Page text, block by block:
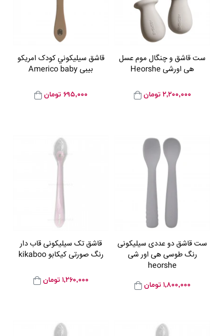
ست قاشق و چنگال موم عسل
هی اورشی Heorshe
۲,۲۰۰,۰۰۰ تومان
قاشق سيليکوني کودک امريکو
بيبی Americo baby
۶۹۵,۰۰۰ تومان
ست قاشق دو عددی سیلیکونی
رنگ طوسی هی اور شی
heorshe
۱,۸۰۰,۰۰۰ تومان
قاشق تک سیلیکونی قاب دار
رنگ صورتی کیکابو kikaboo
۱,۲۶۰,۰۰۰ تومان